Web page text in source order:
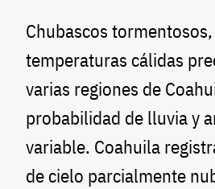
Chubascos
temperaturas cálidas
varias regiones de
probabilidad de lluvia y
variable. Coahuila
de cielo parcialmente